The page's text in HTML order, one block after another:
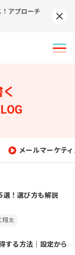
！アプローチ
メールマーケテ
選！選び方も解説
翔太
する方法｜設定から